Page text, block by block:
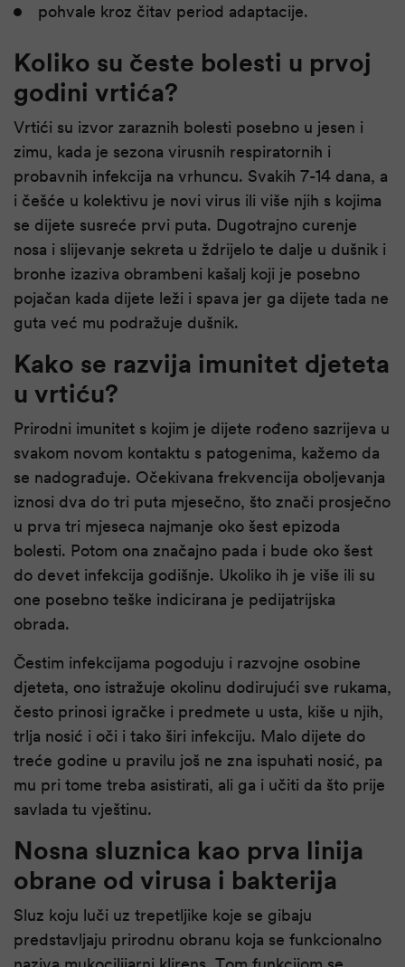
pohvale kroz čitav period adaptacije.
Koliko su česte bolesti u prvoj
godini vrtića?
Vrtići su izvor zaraznih bolesti posebno u jesen i
zimu, kada je sezona virusnih respiratornih i
probavnih infekcija na vrhuncu. Svakih 7-14 dana, a
i češće u kolektivu je novi virus ili više njih s kojima
se dijete susreće prvi puta. Dugotrajno curenje
nosa i slijevanje sekreta u ždrijelo te dalje u dušnik i
bronhe izaziva obrambeni kašalj koji je posebno
pojačan kada dijete leži i spava jer ga dijete tada ne
guta već mu podražuje dušnik.
Kako se razvija imunitet djeteta
u vrtiću?
Prirodni imunitet s kojim je dijete rođeno sazrijeva u
svakom novom kontaktu s patogenima, kažemo da
se nadograđuje. Očekivana frekvencija oboljevanja
iznosi dva do tri puta mjesečno, što znači prosječno
u prva tri mjeseca najmanje oko šest epizoda
bolesti. Potom ona značajno pada i bude oko šest
do devet infekcija godišnje. Ukoliko ih je više ili su
one posebno teške indicirana je pedijatrijska
obrada.
Čestim infekcijama pogoduju i razvojne osobine
djeteta, ono istražuje okolinu dodirujući sve rukama,
često prinosi igračke i predmete u usta, kiše u njih,
trlja nosić i oči i tako širi infekciju. Malo dijete do
treće godine u pravilu još ne zna ispuhati nosić, pa
mu pri tome treba asistirati, ali ga i učiti da što prije
savlada tu vještinu.
Nosna sluznica kao prva linija
obrane od virusa i bakterija
Sluz koju luči uz trepetljike koje se gibaju
predstavljaju prirodnu obranu koja se funkcionalno